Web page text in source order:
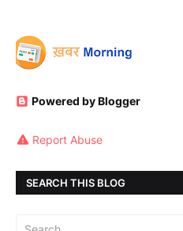
Powered by Blogger
Report Abuse
SEARCH THIS BLOG